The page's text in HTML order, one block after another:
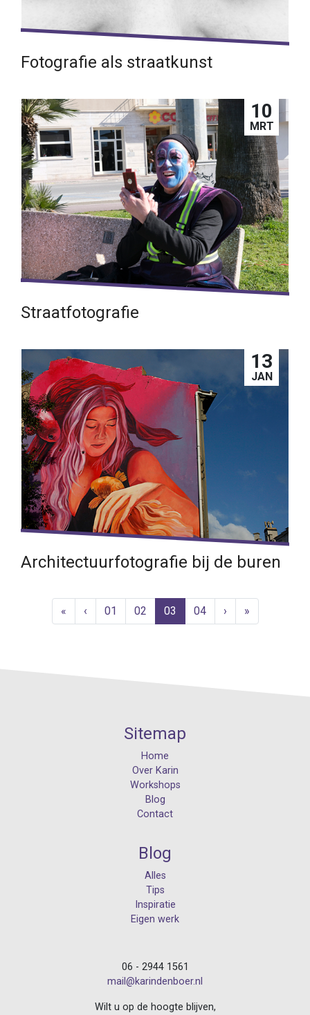
Fotografie als straatkunst
Lees verder → 10
MRT
Straatfotografie
Lees verder → 13
JAN
Architectuurfotografie bij de buren
Lees verder →
« ‹ 01 02 03 04 › »
Sitemap
Home
Over Karin
Workshops
Blog
Contact
Blog
Alles
Tips
Inspiratie
Eigen werk
06 - 2944 1561
mail@karindenboer.nl
Wilt u op de hoogte blijven,